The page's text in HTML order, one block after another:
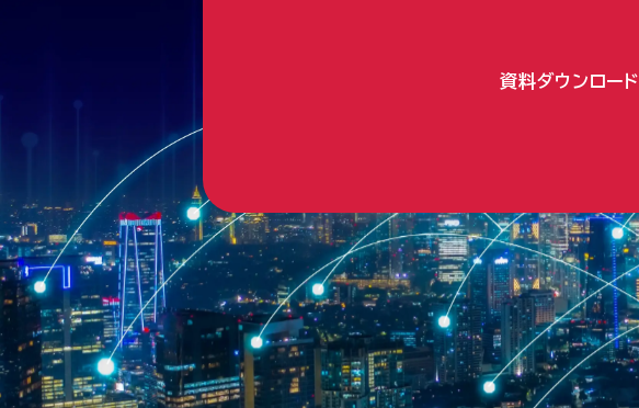
資料ダウンロード